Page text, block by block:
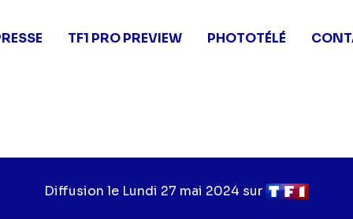
TF1 PRO PREVIEW PHOTOTÉLÉ
Diffusion le Jour
Lundi 27 mai 2024 surChaîne